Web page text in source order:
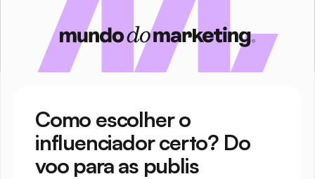
Como escolher o
influenciador certo? Do
voo para as publis